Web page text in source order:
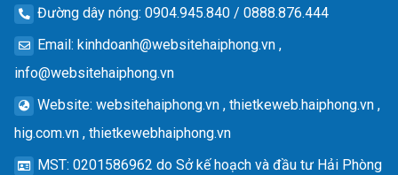
Đường dây nóng: 0904.945.840 / 0888.876.444
Email : kinhdoanh@websitehaiphong.vn ,
info@websitehaiphong.vn
Website: websitehaiphong.vn , thietkeweb.haiphong.vn ,
hig.com.vn , thietkewebhaiphong.vn
MST: 0201586962 do Sở kế hoạch và đầu tư Hải Phòng